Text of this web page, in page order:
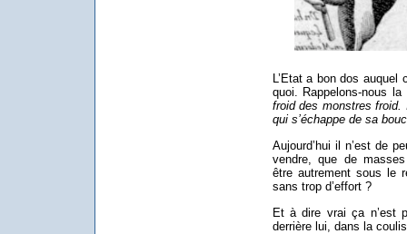
L’Etat a bon dos auquel
quoi. Rappelons-nous
froid des monstres
qui s’échappe de sa
Aujourd’hui il n’est de
vendre, que de
être autrement sous le
sans trop d’effort ?
Et à dire vrai ça n’est
derrière lui, dans la